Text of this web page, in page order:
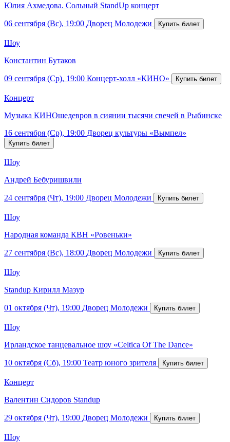
Юлия Ахмедова. Сольный StandUp концерт
06 сентября (Вс), 19:00 Дворец Молодежи
Шоу
Константин Бутаков
09 сентября (Ср), 19:00 Концерт-холл «КИНО»
Концерт
Музыка КИНОшедевров в сиянии тысячи свечей в Рыбинске
16 сентября (Ср), 19:00 Дворец культуры «Вымпел»
Шоу
Андрей Бебуришвили
24 сентября (Чт), 19:00 Дворец Молодежи
Шоу
Народная команда КВН «Ровеньки»
27 сентября (Вс), 18:00 Дворец Молодежи
Шоу
Standup Кирилл Мазур
01 октября (Чт), 19:00 Дворец Молодежи
Шоу
Ирландское танцевальное шоу «Celtica Of The Dance»
10 октября (Сб), 19:00 Театр юного зрителя
Концерт
Валентин Сидоров Standup
29 октября (Чт), 19:00 Дворец Молодежи
Шоу